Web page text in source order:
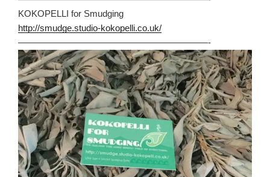
KOKOPELLI for Smudging
http://smudge.studio-kokopelli.co.uk/
—————————————————————-